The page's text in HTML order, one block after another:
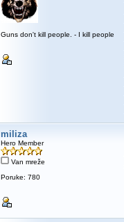
Guns don't kill people. - I kill people
miliza
Hero Member
Van mreže
Poruke: 780